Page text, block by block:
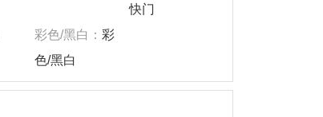
快门
彩色/黑白： 彩
色/黑白